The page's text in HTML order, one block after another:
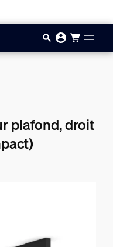
plafond, droit